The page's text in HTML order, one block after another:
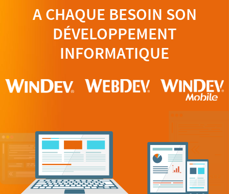
A CHAQUE BESOIN SON
DÉVELOPPEMENT
INFORMATIQUE